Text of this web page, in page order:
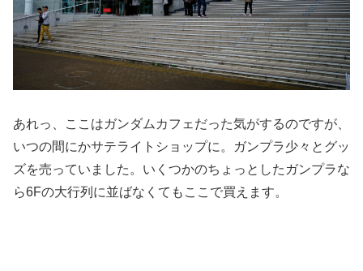
あれっ、ここはガンダムカフェだった気がするのですが、
いつの間にかサテライトショップに。ガンプラ少々とグッ
ズを売っていました。いくつかのちょっとしたガンプラな
ら6Fの大行列に並ばなくてもここで買えます。